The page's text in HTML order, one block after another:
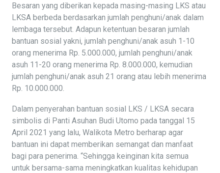
Besaran yang diberikan kepada masing-masing LKS atau
LKSA berbeda berdasarkan jumlah penghuni/anak dalam
lembaga tersebut. Adapun ketentuan besaran jumlah
bantuan sosial yakni, jumlah penghuni/anak asuh 1-10
orang menerima Rp. 5.000.000, jumlah penghuni/anak
asuh 11-20 orang menerima Rp. 8.000.000, kemudian
jumlah penghuni/anak asuh 21 orang atau lebih menerima
Rp. 10.000.000.
Dalam penyerahan bantuan sosial LKS / LKSA secara
simbolis di Panti Asuhan Budi Utomo pada tanggal 15
April 2021 yang lalu, Walikota Metro berharap agar
bantuan ini dapat memberikan semangat dan manfaat
bagi para penerima. “Sehingga keinginan kita semua
untuk bersama-sama meningkatkan kualitas kehidupan